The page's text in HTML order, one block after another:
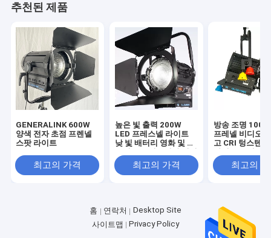
추천된 제품
GENERALINK 600W
양색 전자 초점 프렌넬
스팟 라이트
최고의 가격
높은 빛 출력 200W
LED 프레스넬 라이트
낮 빛 배터리 영화 및 스
((극 조작 요크)
최고의 가격
방송 조명
프레넬 비디오
고 CRI 텅스텐
((극 조작 요크)
최고의
홈 연락처
Desktop Site
사이트맵
Privacy Policy